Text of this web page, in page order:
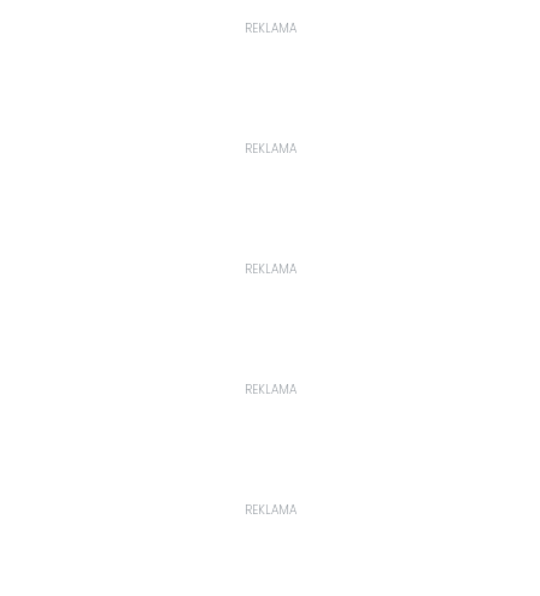
REKLAMA
REKLAMA
REKLAMA
REKLAMA
REKLAMA